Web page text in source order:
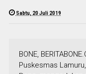
Sabtu, 20 Juli 2019
BONE,
Puskesmas